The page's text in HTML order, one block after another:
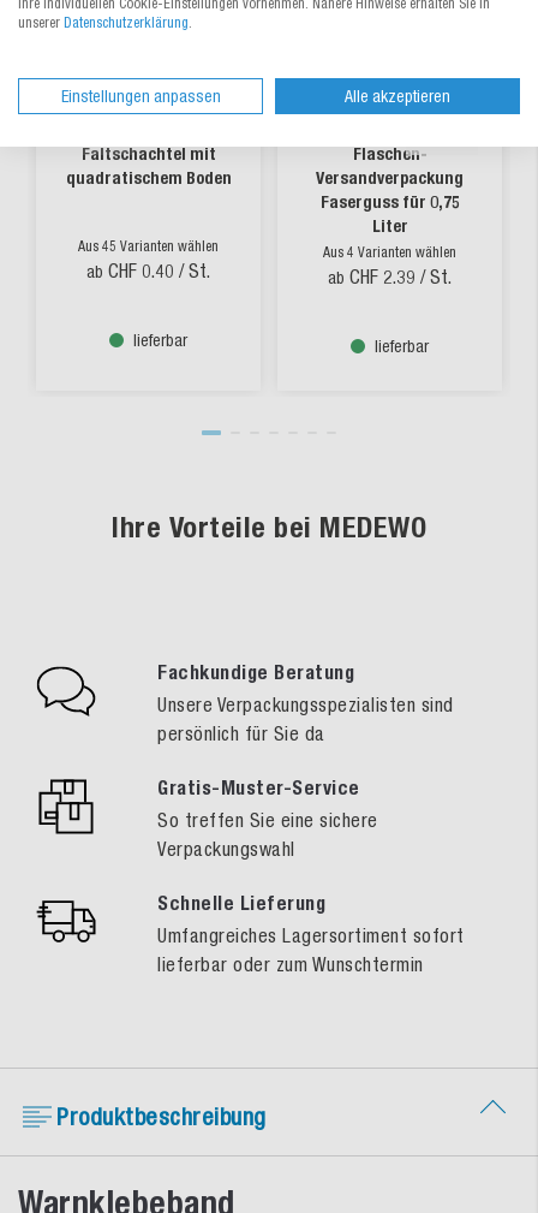
Faltschachtel mit
quadratischem Boden
Aus 45 Varianten wählen
ab CHF 0.40 / St.
lieferbar
Flaschen-
Versandverpackung
Faserguss für 0,75
Liter
Aus 4 Varianten wählen
ab CHF 2.39 / St.
lieferbar
Ihre Vorteile bei MEDEWO
Fachkundige Beratung
Unsere Verpackungsspezialisten sind
persönlich für Sie da
Gratis-Muster-Service
So treffen Sie eine sichere
Verpackungswahl
Schnelle Lieferung
Umfangreiches Lagersortiment sofort
lieferbar oder zum Wunschtermin
Produktbeschreibung
Warnklebeband
Ihre individuellen Cookie-Einstellungen vornehmen. Nähere Hinweise erhalten Sie in
unserer Datenschutzerklärung.
Einstellungen anpassen Alle akzeptieren